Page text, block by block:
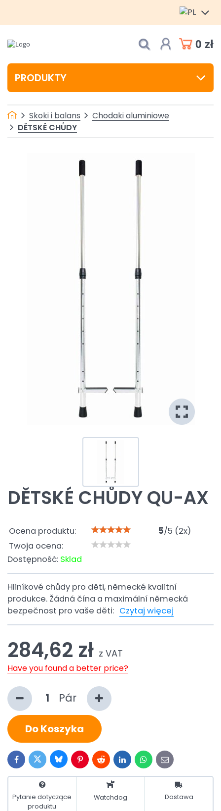
0 zł
PRODUKTY
Skoki i balans
Chodaki aluminiowe
DĚTSKÉ CHŮDY
DĚTSKÉ CHŮDY QU-AX
Ocena produktu: 5/5 (2x)
Twoja ocena:
Dostępność: Sklad
Hliníkové chůdy pro děti, německé kvalitní
produkce. Žádná čína a maximální německá
bezpečnost pro vaše děti: Czytaj więcej
284,62 zł z VAT
Have you found a better price?
Pár
Do Koszyka
FacebookTwitterBlueskyPinterestRedditLinkedInWhatsApp
E-
mail
Pytanie dotyczące
produktu
Watchdog Dostawa